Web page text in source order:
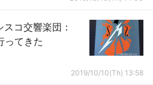
スコ交響楽団：
ってきた
2019/10/10(Th) 13:58